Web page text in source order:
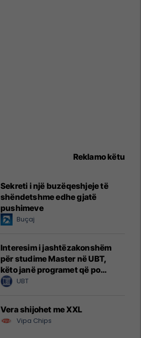
Reklamo këtu
Sekreti i një buzëqeshjeje të
shëndetshme edhe gjatë
pushimeve
Buçaj
Interesim i jashtëzakonshëm
për studime Master në UBT,
këto janë programet që po
zgjedhin të rinjtë
UBT
Vera shijohet me XXL
Vipa Chips